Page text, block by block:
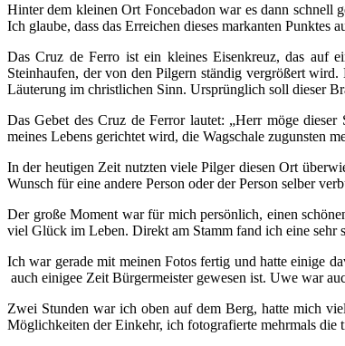
Hinter dem kleinen Ort Foncebadon war es dann schnell
Ich glaube, dass das Erreichen dieses markanten
Das Cruz de Ferro ist ein kleines Eisenkreuz, das auf
Steinhaufen, der von den Pilgern ständig vergrößert
Läuterung im christlichen Sinn. Ursprünglich soll dieser
Das Gebet des Cruz de Ferror lautet: „Herr möge
meines Lebens gerichtet wird, die Wagschale zugunsten
In der heutigen Zeit nutzten viele Pilger diesen Ort
Wunsch für eine andere Person oder der Person selber
Der große Moment war für mich persönlich, einen
viel Glück im Leben. Direkt am Stamm fand ich eine sehr
Ich war gerade mit meinen Fotos fertig und hatte einige
auch einigee Zeit Bürgermeister gewesen ist. Uwe war
Zwei Stunden war ich oben auf dem Berg, hatte mich
Möglichkeiten der Einkehr, ich fotografierte mehrmals die